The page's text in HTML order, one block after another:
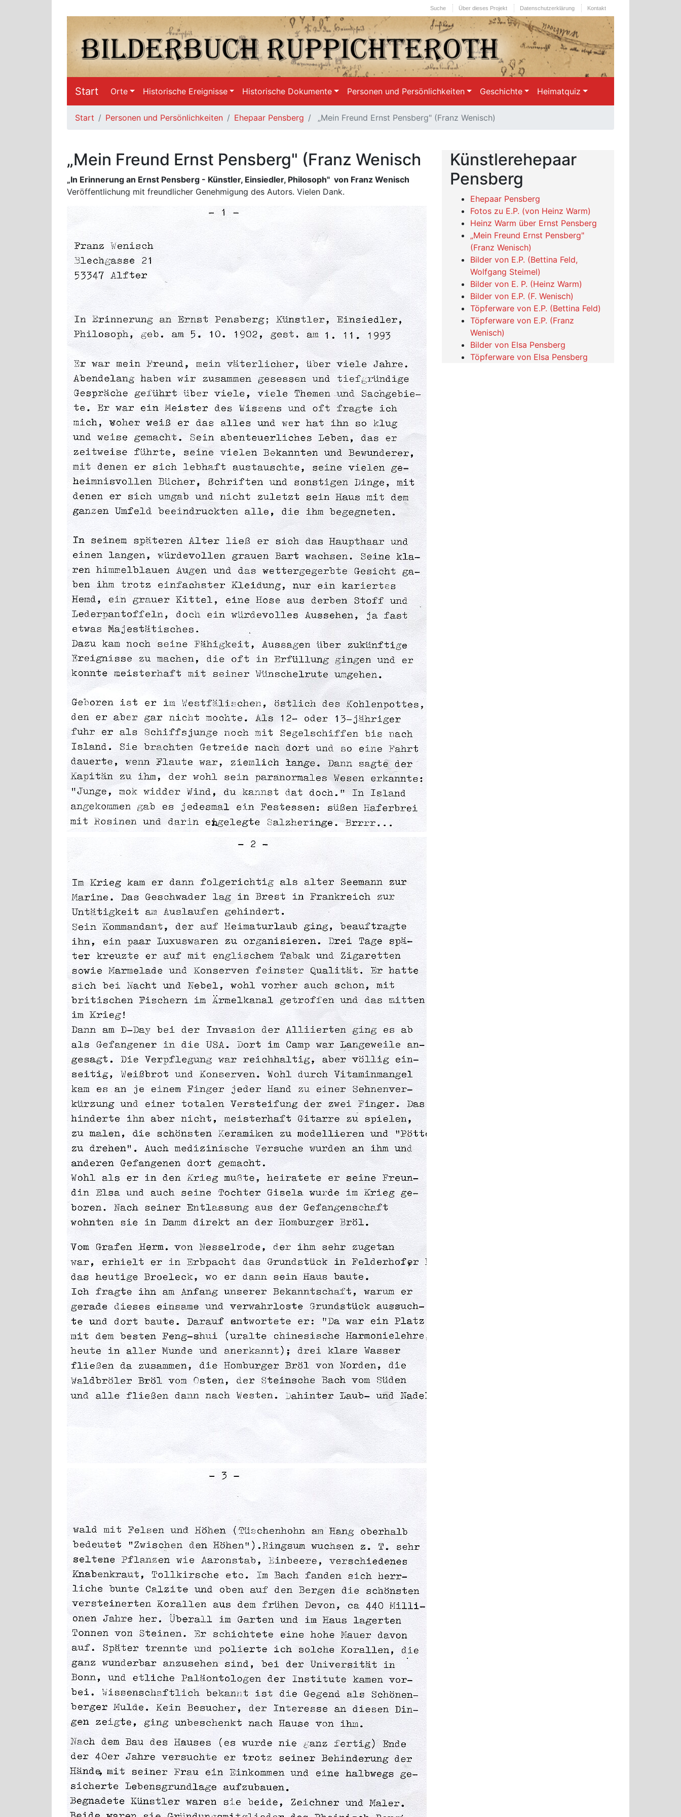
Kontakt
Datenschutzerklärung
Über dieses Projekt
Suche
Start Orte Historische Ereignisse Historische Dokumente Personen und Persönlichkeiten Geschichte Heimatquiz
Start Personen und Persönlichkeiten Ehepaar Pensberg „Mein Freund Ernst Pensberg" (Franz Wenisch)
„Mein Freund Ernst Pensberg" (Franz Wenisch
„In Erinnerung an Ernst Pensberg - Künstler, Einsiedler, Philosoph" von Franz Wenisch
Veröffentlichung mit freundlicher Genehmigung des Autors. Vielen Dank.
Künstlerehepaar
Pensberg
Ehepaar Pensberg
Fotos zu E.P. (von Heinz Warm)
Heinz Warm über Ernst Pensberg
„Mein Freund Ernst Pensberg"
(Franz Wenisch)
Bilder von E.P. (Bettina Feld,
Wolfgang Steimel)
Bilder von E. P. (Heinz Warm)
Bilder von E.P. (F. Wenisch)
Töpferware von E.P. (Bettina Feld)
Töpferware von E.P. (Franz
Wenisch)
Bilder von Elsa Pensberg
Töpferware von Elsa Pensberg